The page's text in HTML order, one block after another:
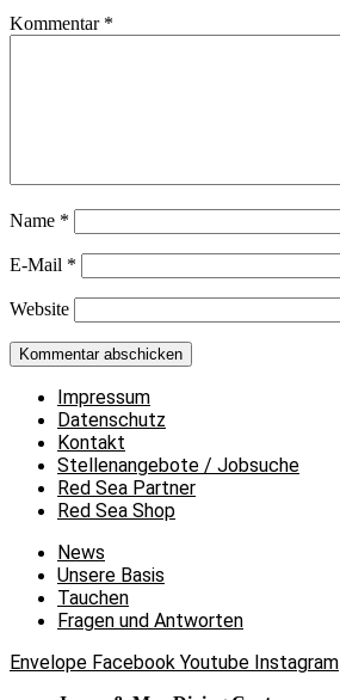
Kommentar *
Name *
E-Mail *
Website
Impressum
Datenschutz
Kontakt
Stellenangebote / Jobsuche
Red Sea Partner
Red Sea Shop
News
Unsere Basis
Tauchen
Fragen und Antworten
Envelope Facebook Youtube Instagram